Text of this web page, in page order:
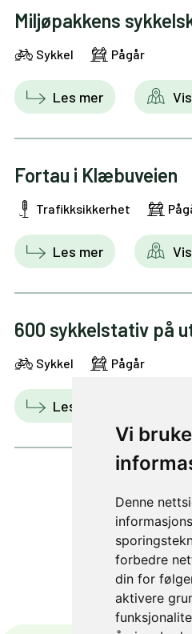
Vi
Denne
forbedre
din for
aktivere
Miljøpakkens
Sykkel Pågår
Les mer
Fortau i Klæbuveien
Trafikksikkerhet
Les mer
600 sykkelstativ på
Sykkel Pågår
Les mer
1 av 2